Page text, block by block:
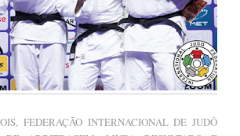
FEDERAÇÃO INTERNACIONAL DE JUDÔ